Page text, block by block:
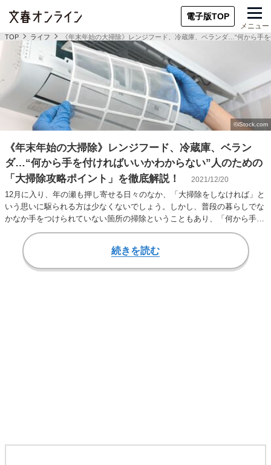
電子版TOP
メニュー
TOP ライフ 《年末年始の大掃除》レンジフード、冷蔵庫、ベランダ…“何から手
《年末年始の大掃除》レンジフード、冷蔵庫、ベラン
ダ…“何から手を付ければいいかわからない”人のための
「大掃除攻略ポイント」を徹底解説！
2021/12/20
12月に入り、年の瀬も押し寄せる日々のなか、「大掃除をしなければ」と
いう思いに駆られる方は少なくないでしょう。しかし、普段の暮らしでな
かなか手をつけられていない箇所の掃除ということもあり、「何から手を
つけていいかわ…
続きを読む